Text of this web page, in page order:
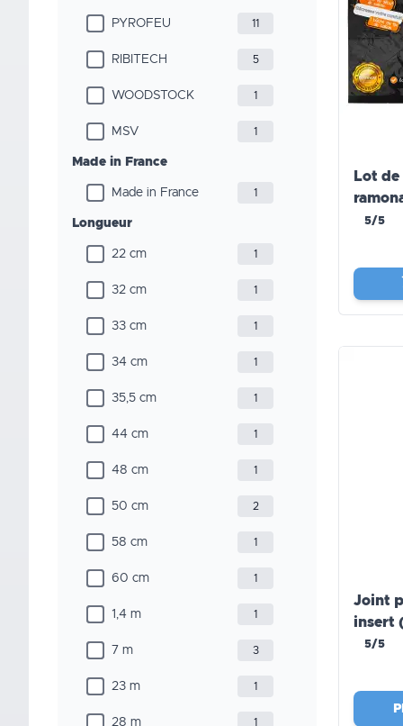
PYROFEU 11
RIBITECH 5
WOODSTOCK 1
MSV 1
Made in France
Made in France 1
Longueur
22 cm 1
32 cm 1
33 cm 1
34 cm 1
35,5 cm 1
44 cm 1
48 cm 1
50 cm 2
58 cm 1
60 cm 1
1,4 m 1
7 m 3
23 m 1
28 m 1
Lot
insert
5/5
Joint
insert
5/5